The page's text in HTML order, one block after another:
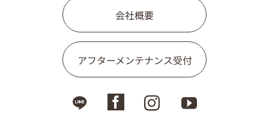
会社概要
アフターメンテナンス受付